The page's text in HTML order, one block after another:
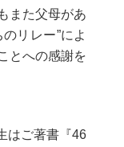
また父母があ
リレー”によ
とへの感謝を
はご著書『46